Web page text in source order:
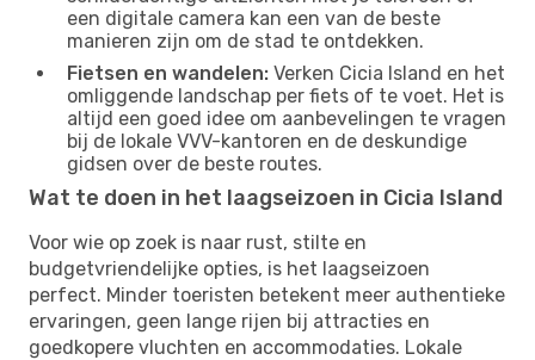
een digitale camera kan een van de beste
manieren zijn om de stad te ontdekken.
Fietsen en wandelen: Verken Cicia Island en het
omliggende landschap per fiets of te voet. Het is
altijd een goed idee om aanbevelingen te vragen
bij de lokale VVV-kantoren en de deskundige
gidsen over de beste routes.
Wat te doen in het laagseizoen in Cicia Island
Voor wie op zoek is naar rust, stilte en
budgetvriendelijke opties, is het laagseizoen
perfect. Minder toeristen betekent meer authentieke
ervaringen, geen lange rijen bij attracties en
goedkopere vluchten en accommodaties. Lokale